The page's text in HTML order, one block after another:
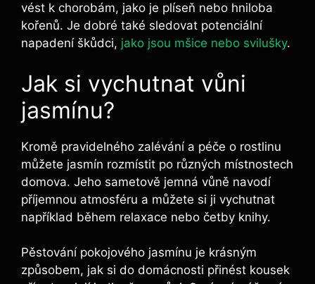
vést k chorobám, jako je plíseň nebo hniloba
kořenů. Je dobré také sledovat potenciální
napadení škůdci, jako jsou mšice nebo svilušky.
Jak si vychutnat vůni
jasmínu?
Kromě pravidelného zalévání a péče o rostlinu
můžete jasmín rozmístit po různých místnostech
domova. Jeho sametově jemná vůně navodí
příjemnou atmosféru a můžete si ji vychutnat
například během relaxace nebo četby knihy.
Pěstování pokojového jasmínu je krásným
způsobem, jak si do domácnosti přinést kousek